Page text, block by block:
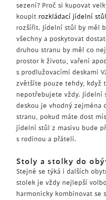
sezení? Proč si kupovat
koupit rozkládací jídelní stůl
rozšířit. Jídelní stůl by měl
všechny a poskytovat
druhou stranu by měl co
prostor k životu, vaření
s prodlužovacími deskami
zvětšíte pouze tehdy, když
nepotřebujete vždy. Jídelní
deskou je vhodný zejména
stranu, pokud máte dost
jídelní stůl z masivu bude
s rodinou a přáteli.
Stoly a stolky do
Stejné se týká i dalších
stolek je vždy nejlepší
harmonicky kombinovat se